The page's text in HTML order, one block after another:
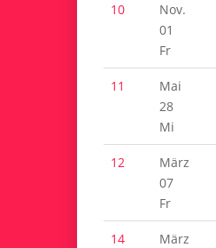
10
Nov.
01
Fr
11
Mai
28
Mi
12
März
07
Fr
14
März